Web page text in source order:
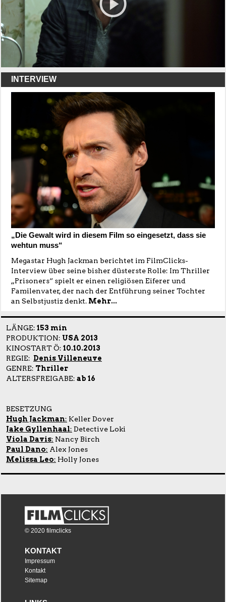
INTERVIEW
„Die Gewalt wird in diesem Film so eingesetzt, dass sie
wehtun muss“
Megastar Hugh Jackman berichtet im FilmClicks-
Interview über seine bisher düsterste Rolle: Im Thriller
„Prisoners“ spielt er einen religiösen Eiferer und
Familenvater, der nach der Entführung seiner Tochter
an Selbstjustiz denkt. Mehr...
LÄNGE: 153 min
PRODUKTION: USA 2013
KINOSTART Ö: 10.10.2013
REGIE: Denis Villeneuve
GENRE: Thriller
ALTERSFREIGABE: ab 16
BESETZUNG
Hugh Jackman: Keller Dover
Jake Gyllenhaal: Detective Loki
Viola Davis: Nancy Birch
Paul Dano: Alex Jones
Melissa Leo: Holly Jones
© 2020 filmclicks
KONTAKT
Impressum
Kontakt
Sitemap